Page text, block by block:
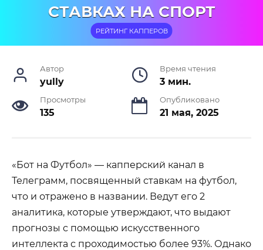
СТАВКАХ НА СПОРТ
РЕЙТИНГ КАППЕРОВ
Автор
yully
Время чтения
3 мин.
Просмотры
135
Опубликовано
21 мая, 2025
«Бот на Футбол» — капперский канал в
Телеграмм, посвященный ставкам на футбол,
что и отражено в названии. Ведут его 2
аналитика, которые утверждают, что выдают
прогнозы с помощью искусственного
интеллекта с проходимостью более 93%. Однако